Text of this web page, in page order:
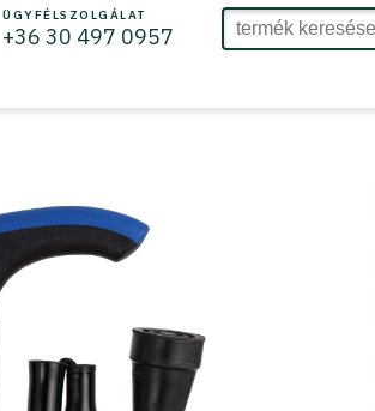
ÜGYFÉLSZOLGÁLAT
+36 30 497 0957